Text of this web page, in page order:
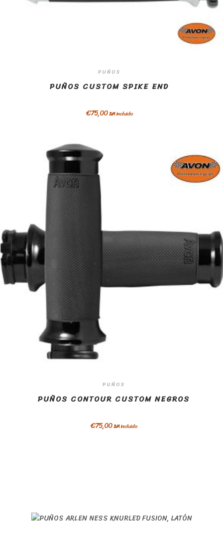
PUÑOS
PUÑOS CUSTOM SPIKE END
€75,00IVA incluido
PUÑOS
PUÑOS CONTOUR CUSTOM NEGROS
€75,00IVA incluido